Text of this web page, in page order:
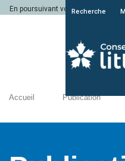
En poursuivant votre navigation
Recherche
Accueil Publication